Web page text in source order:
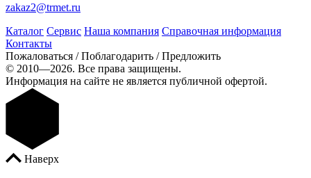
zakaz2@trmet.ru
Каталог Сервис Наша компания Справочная информация
Контакты
Пожаловаться / Поблагодарить / Предложить
© 2010—2026. Все права защищены.
Информация на сайте не является публичной офертой.
Наверх